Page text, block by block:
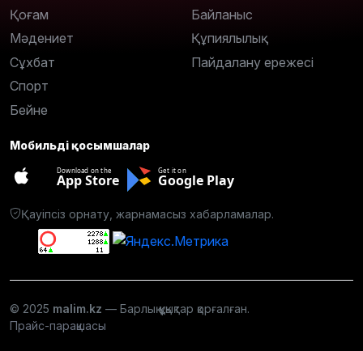
Қоғам
Мәдениет
Сұхбат
Спорт
Бейне
Байланыс
Құпиялылық
Пайдалану ережесі
Мобильді қосымшалар
Download on the
App Store
Get it on
Google Play
Қауіпсіз орнату, жарнамасыз хабарламалар.
© 2025 malim.kz — Барлық құқықтар қорғалған.
Прайс-парақшасы